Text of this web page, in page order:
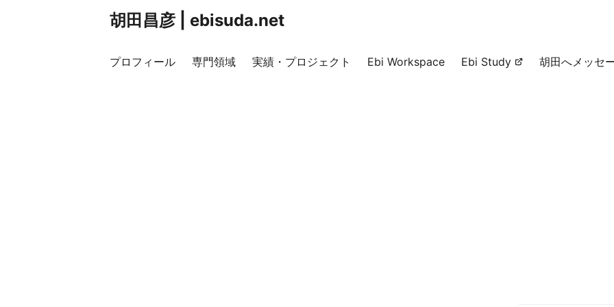
胡田昌彦 | ebisuda.net
プロフィール 専門領域 実績・プロジェクト Ebi Workspace Ebi Study 胡田へメッセ